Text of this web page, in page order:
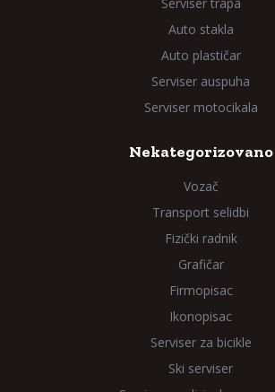
Auto stakla
Auto plastičar
Serviser auspuha
Serviser motocikala
Nekategorizovano
Vozač
Transport selidbi
Fizički radnik
Grafičar
Firmopisac
Ikonopisac
Serviser za bicikle
Ski serviser